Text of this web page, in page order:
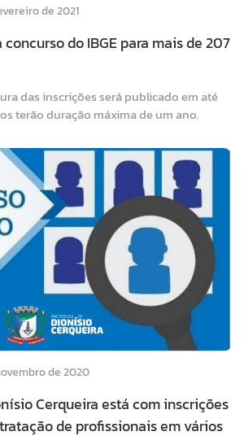
de 2021
do IBGE para mais de 207
das inscrições será publicado em até
terão duração máxima de um ano.
de 2020
Cerqueira está com inscrições
de profissionais em vários